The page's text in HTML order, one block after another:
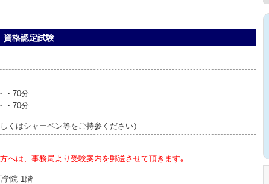
格認定試験
・70分
70分
くはシャーペン等をご持参ください）
へは、事務局より受験案内を郵送させて頂きます｡
学院 1階